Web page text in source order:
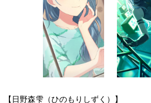
【日野森雫（ひのもりしずく）】